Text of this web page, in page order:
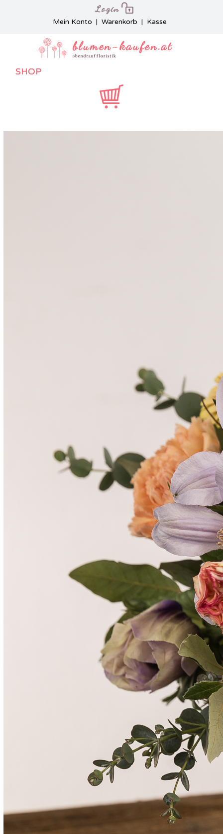
Mein Konto | Warenkorb | Kasse
SHOP